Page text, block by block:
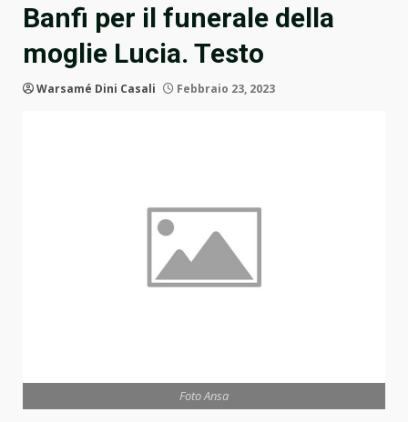
Banfi per il funerale della
moglie Lucia. Testo
Warsamé Dini Casali Febbraio 23, 2023
Foto Ansa